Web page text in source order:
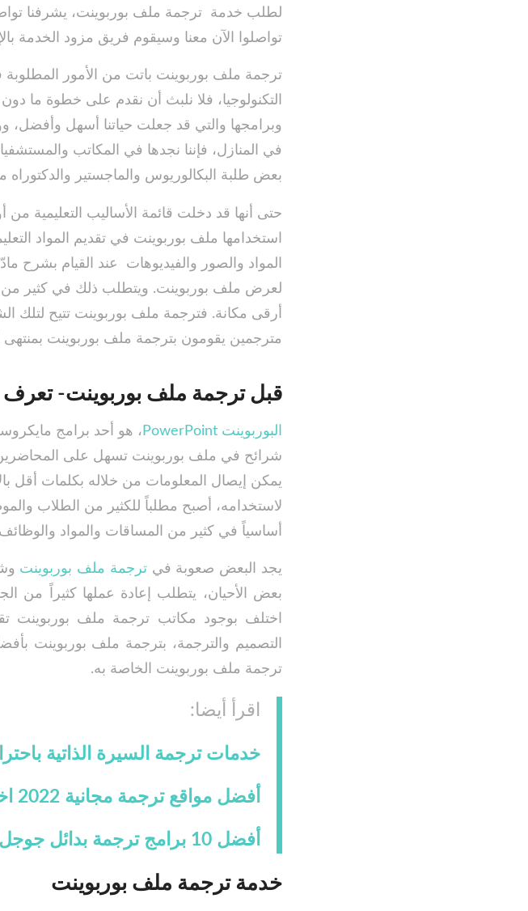
لطلب خدمة ترجمة ملف بوربوينت، يشرفنا
تواصلوا الآن معنا وسيقوم فريق مزود الخدمة
ترجمة ملف بوربوينت باتت من الأمور
التكنولوجيا، فلا نلبث أن نقدم على خطوة ما دون
وبرامجها والتي قد جعلت حياتنا أسهل وأفضل،
في المنازل، فإننا نجدها في المكاتب
بعض طلبة البكالوريوس والماجستير
حتى أنها قد دخلت قائمة الأساليب التعليمية من
استخدامها ملف بوربوينت في تقديم المواد
المواد والصور والفيديوهات عند القيام بشرح
لعرض ملف بوربوينت. ويتطلب ذلك في كثير من
أرقى مكانة. فترجمة ملف بوربوينت تتيح لتلك
مترجمين يقومون بترجمة ملف بوربوينت بمنتهى
قبل ترجمة ملف بوربوينت- تعرف
البوربوينت PowerPoint
، هو أحد برامج
شرائح في ملف بوربوينت تسهل على المحاضرين
يمكن إيصال المعلومات من خلاله بكلمات أقل
لاستخدامه، أصبح مطلباً للكثير من الطلاب
أساسياً في كثير من المساقات والمواد
يجد البعض صعوبة فيترجمة ملف بوربوينت
بعض الأحيان، يتطلب إعادة عملها كثيراً من
اختلف بوجود مكاتب ترجمة ملف بوربوينت
التصميم والترجمة، بترجمة ملف بوربوينت
ترجمة ملف بوربوينت الخاصة به.
اقرأ أيضا:
خدمات ترجمة السيرة الذاتية
أفضل مواقع ترجمة مجانية 2022 اخترناها لكم بعناية
أفضل 10 برامج ترجمة بدائل جوجل
خدمة ترجمة ملف بوربوينت